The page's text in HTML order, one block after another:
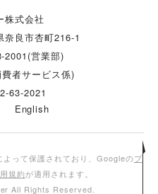
株式会社
良市杏町216-1
2001(営業部)
者サービス係)
63-2021
English
って保護されており、Googleのプ
規約が適用されます。
All Rights Reserved.